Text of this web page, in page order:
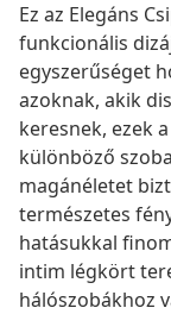
Ez az Elegáns
funkcionális
egyszerűséget
azoknak, akik
keresnek, ezek
különböző
magánéletet
természetes
hatásukkal
intim légkört
hálószobákhoz